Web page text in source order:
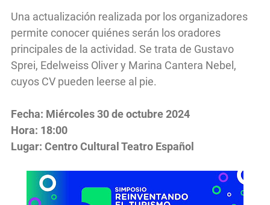
Una actualización realizada por los organizadores
permite conocer quiénes serán los oradores
principales de la actividad. Se trata de Gustavo
Sprei, Edelweiss Oliver y Marina Cantera Nebel,
cuyos CV pueden leerse al pie.
Fecha: Miércoles 30 de octubre 2024
Hora: 18:00
Lugar: Centro Cultural Teatro Español